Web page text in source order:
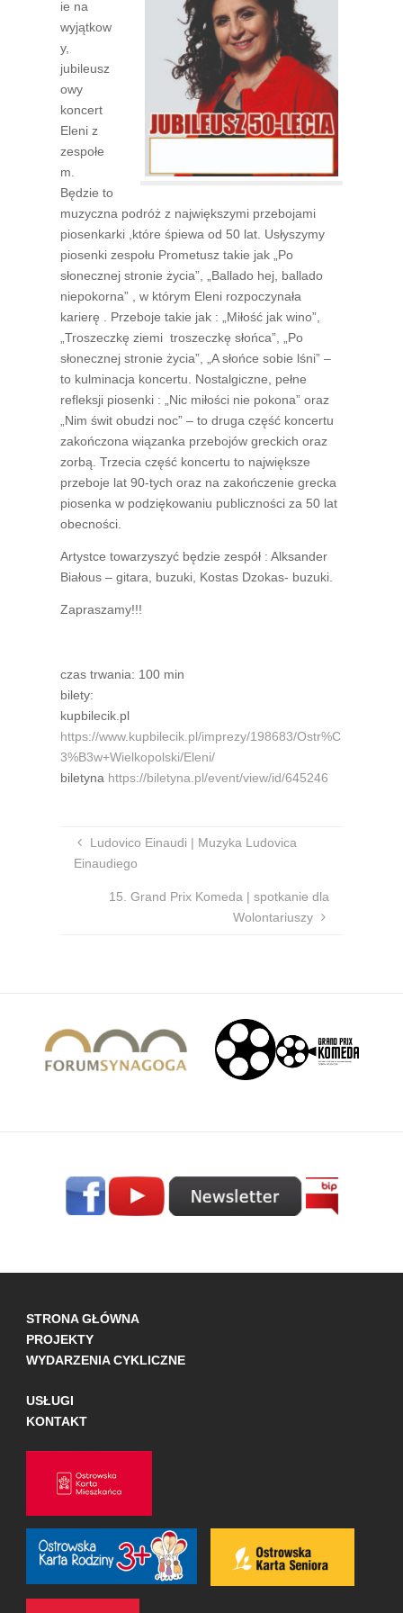
ie na
wyjątkow
y,
jubileusz
owy
koncert
Eleni z
zespołe
m.
Będzie to
muzyczna podróż z największymi przebojami
piosenkarki ,które śpiewa od 50 lat. Usłyszymy
piosenki zespołu Prometusz takie jak „Po
słonecznej stronie życia”, „Ballado hej, ballado
niepokorna” , w którym Eleni rozpoczynała
karierę . Przeboje takie jak : „Miłość jak wino”,
„Troszeczkę ziemi troszeczkę słońca”, „Po
słonecznej stronie życia”, „A słońce sobie lśni” –
to kulminacja koncertu. Nostalgiczne, pełne
refleksji piosenki : „Nic miłości nie pokona” oraz
„Nim świt obudzi noc” – to druga część koncertu
zakończona wiązanka przebojów greckich oraz
zorbą. Trzecia część koncertu to największe
przeboje lat 90-tych oraz na zakończenie grecka
piosenka w podziękowaniu publiczności za 50 lat
obecności.
Artystce towarzyszyć będzie zespół : Alksander
Białous – gitara, buzuki, Kostas Dzokas- buzuki.
Zapraszamy!!!
czas trwania: 100 min
bilety:
kupbilecik.pl
https://www.kupbilecik.pl/imprezy/198683/Ostr%C
3%B3w+Wielkopolski/Eleni/
biletyna https://biletyna.pl/event/view/id/645246
Ludovico Einaudi | Muzyka Ludovica
Einaudiego
15. Grand Prix Komeda | spotkanie dla
Wolontariuszy
STRONA GŁÓWNA
PROJEKTY
WYDARZENIA CYKLICZNE
USŁUGI
KONTAKT